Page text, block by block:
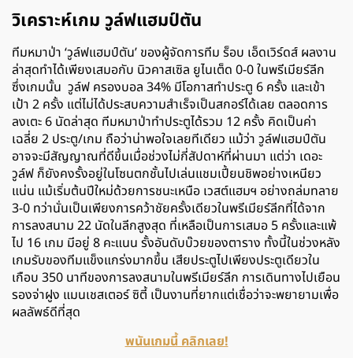
วิเคราะห์เกม วูล์ฟแฮมป์ตัน
ทีมหมาป่า ‘วูล์ฟแฮมป์ตัน’ ของผู้จัดการทีม ร็อบ เอ็ดเวิร์ดส์ ผลงาน
ล่าสุดทำได้เพียงเสมอกับ นิวคาสเซิล ยูไนเต็ด 0-0 ในพรีเมียร์ลีก
ซึ่งเกมนั้น วูล์ฟ ครองบอล 34% มีโอกาสทำประตู 6 ครั้ง และเข้า
เป้า 2 ครั้ง แต่ไม่ได้ประสบความสำเร็จเป็นสกอร์ได้เลย ตลอดการ
ลงเตะ 6 นัดล่าสุด ทีมหมาป่าทำประตูได้รวม 12 ครั้ง คิดเป็นค่า
เฉลี่ย 2 ประตู/เกม ถือว่าน่าพอใจเลยทีเดียว แม้ว่า วูล์ฟแฮมป์ตัน
อาจจะมีสัญญาณที่ดีขึ้นเมื่อช่วงไม่กี่สัปดาห์ที่ผ่านมา แต่ว่า เดอะ
วูล์ฟ ก็ยังคงรั้งอยู่ในโซนตกชั้นไปเล่นแชมเปี้ยนชิพอย่างเหนียว
แน่น แม้เริ่มต้นปีใหม่ด้วยการชนะเหนือ เวสต์แฮมฯ อย่างถล่มทลาย
3-0 ทว่านั่นเป็นเพียงการคว้าชัยครั้งเดียวในพรีเมียร์ลีกที่ได้จาก
การลงสนาม 22 นัดในลีกสูงสุด ที่เหลือเป็นการเสมอ 5 ครั้งและแพ้
ไป 16 เกม มีอยู่ 8 คะแนน รั้งอันดับบ๊วยของตาราง ทั้งนี้ในช่วงหลัง
เกมรับของทีมแข็งแกร่งมากขึ้น เสียประตูไปเพียงประตูเดียวใน
เกือบ 350 นาทีของการลงสนามในพรีเมียร์ลีก การเดินทางไปเยือน
รองจ่าฝูง แมนเชสเตอร์ ซิตี้ เป็นงานที่ยากแต่เชื่อว่าจะพยายามเพื่อ
ผลลัพธ์ดีที่สุด
พนันเกมนี้ คลิกเลย!